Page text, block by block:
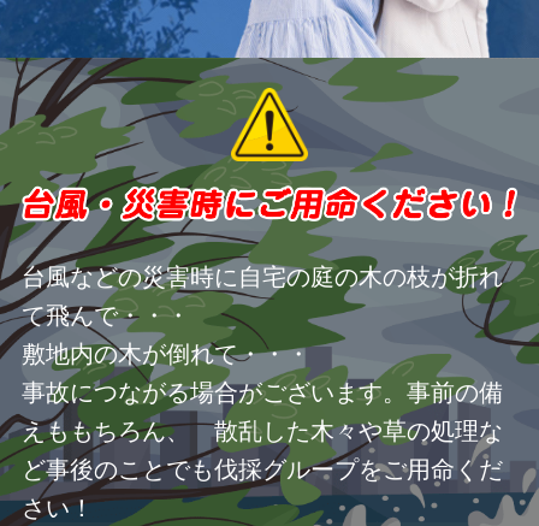
台風などの災害時に自宅の庭の木の枝が折れ
て飛んで・・・
敷地内の木が倒れて・・・
事故につながる場合がございます。事前の備
えももちろん、 散乱した木々や草の処理な
ど事後のことでも伐採グループをご用命くだ
さい！